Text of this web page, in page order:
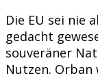
Die EU sei nie
gedacht
souveräner
Nutzen. Orban